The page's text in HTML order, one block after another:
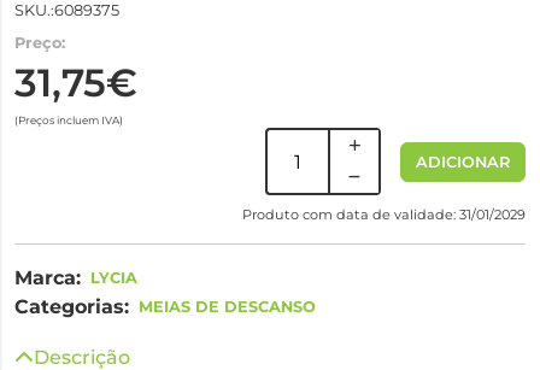
SKU.:6089375
Preço:
31,75€
(Preços incluem IVA)
ADICIONAR
Produto com data de validade: 31/01/2029
Marca: LYCIA
Categorias: MEIAS DE DESCANSO
Descrição